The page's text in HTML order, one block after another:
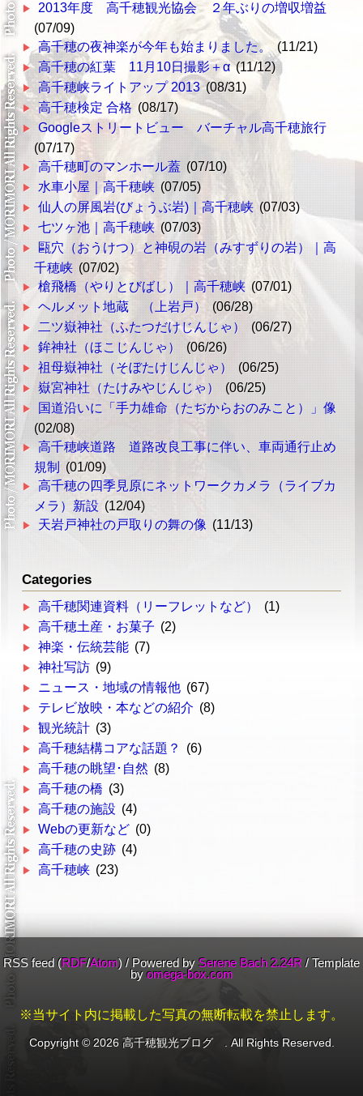
2013年度 高千穂観光協会 ２年ぶりの増収増益
(07/09)
高千穂の夜神楽が今年も始まりました。 (11/21)
高千穂の紅葉 11月10日撮影＋α (11/12)
高千穂峡ライトアップ 2013(08/31)
高千穂検定 合格 (08/17)
Googleストリートビュー バーチャル高千穂旅行
(07/17)
高千穂町のマンホール蓋 (07/10)
水車小屋｜高千穂峡 (07/05)
仙人の屏風岩(びょうぶ岩)｜高千穂峡 (07/03)
七ツヶ池｜高千穂峡 (07/03)
甌穴（おうけつ）と神硯の岩（みすずりの岩）｜高
千穂峡 (07/02)
槍飛橋（やりとびばし）｜高千穂峡 (07/01)
ヘルメット地蔵 （上岩戸） (06/28)
二ツ嶽神社（ふたつだけじんじゃ）
(06/27)
鉾神社（ほこじんじゃ）
(06/26)
祖母嶽神社（そぼたけじんじゃ）
(06/25)
嶽宮神社（たけみやじんじゃ）
(06/25)
国道沿いに「手力雄命（たぢからおのみこと）」像
(02/08)
高千穂峡道路 道路改良工事に伴い、車両通行止め
規制
(01/09)
高千穂の四季見原にネットワークカメラ（ライブカ
メラ）新設 (12/04)
天岩戸神社の戸取りの舞の像 (11/13)
Categories
高千穂関連資料（リーフレットなど）
(1)
高千穂土産・お菓子 (2)
神楽・伝統芸能 (7)
神社写訪 (9)
ニュース・地域の情報他 (67)
テレビ放映・本などの紹介 (8)
観光統計 (3)
高千穂結構コアな話題？
(6)
高千穂の眺望･自然 (8)
高千穂の橋 (3)
高千穂の施設 (4)
Webの更新など (0)
高千穂の史跡 (4)
高千穂峡 (23)
RSS feed (RDF/Atom) / Powered by Serene Bach 2.24R / Template
byomega-box.com
※当サイト内に掲載した写真の無断転載を禁止します。
Copyright © 2026 高千穂観光ブログ . All Rights Reserved.